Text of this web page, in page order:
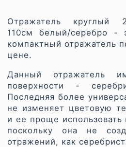
Отражатель круглый
110см белый/серебро -
компактный отражатель
цене.
Данный отражатель
поверхности -
Последняя более
не изменяет цветовую
и ее проще
поскольку она не
отражений, как